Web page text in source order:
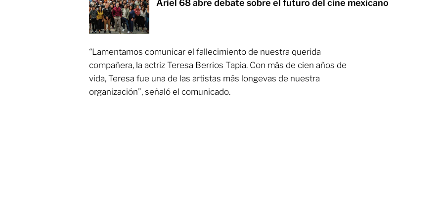
Ariel 68 abre debate sobre el futuro del cine mexicano
“Lamentamos comunicar el fallecimiento de nuestra querida
compañera, la actriz Teresa Berrios Tapia. Con más de cien años de
vida, Teresa fue una de las artistas más longevas de nuestra
organización”, señaló el comunicado.